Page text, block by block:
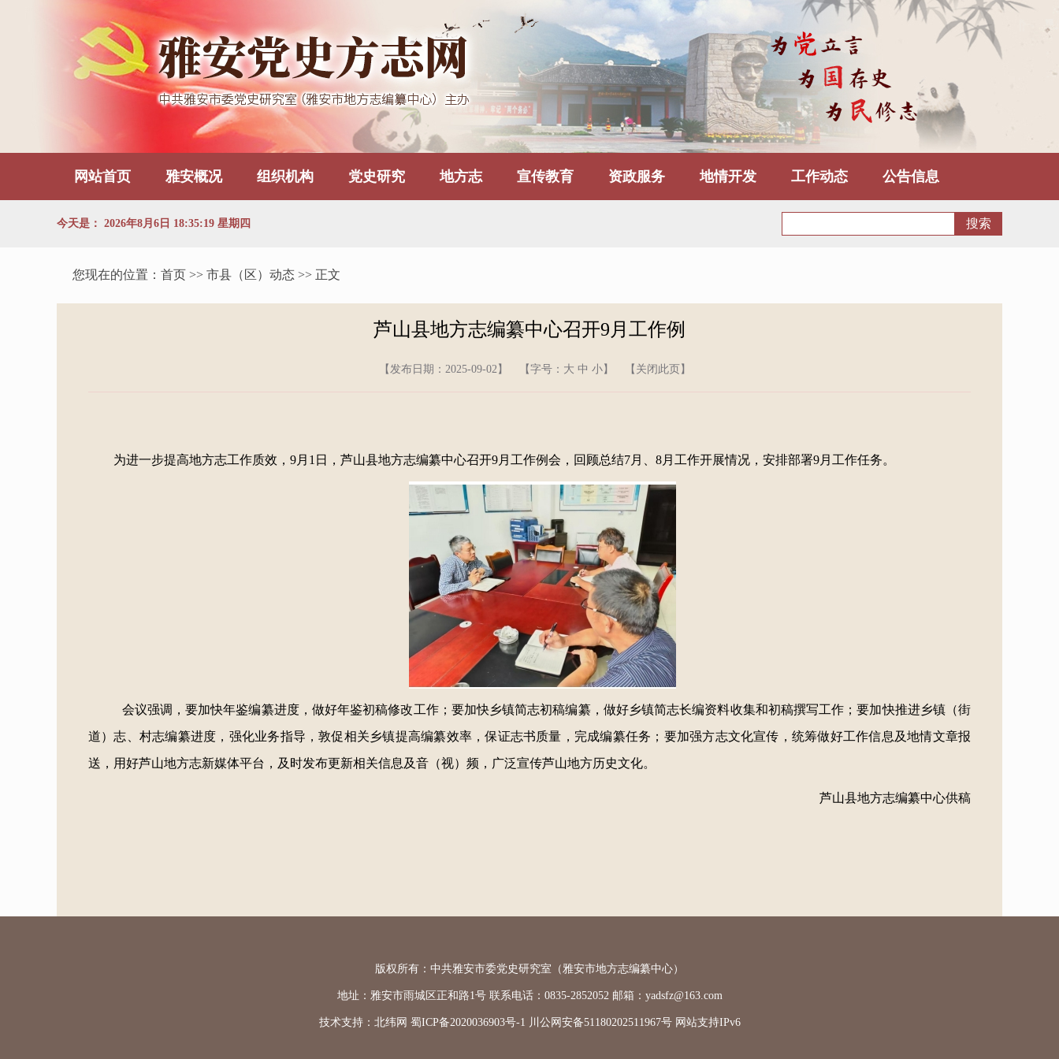
网站首页 雅安概况 组织机构 党史研究 地方志 宣传教育 资政服务 地情开发 工作动态 公告信息
今天是： 2026年8月6日 18:35:19 星期四
您现在的位置： 首页 >> 市县（区）动态 >> 正文
芦山县地方志编纂中心召开9月工作例
【发布日期：2025-09-02】 【字号： 大 中 小 】 【 关闭此页 】
为进一步提高地方志工作质效，9月1日，芦山县地方志编纂中心召开9月工作例会，回顾总结7月、8月工作开展情况，安排部署9月工作任务。
会议强调，要加快年鉴编纂进度，做好年鉴初稿修改工作；要加快乡镇简志初稿编纂，做好乡镇简志长编资料收集和初稿撰写工作；要加快推进乡镇（街
道）志、村志编纂进度，强化业务指导，敦促相关乡镇提高编纂效率，保证志书质量，完成编纂任务；要加强方志文化宣传，统筹做好工作信息及地情文章报
送，用好芦山地方志新媒体平台，及时发布更新相关信息及音（视）频，广泛宣传芦山地方历史文化。
芦山县地方志编纂中心供稿
版权所有：中共雅安市委党史研究室（雅安市地方志编纂中心）
地址：雅安市雨城区正和路1号 联系电话：0835-2852052 邮箱：yadsfz@163.com
技术支持： 北纬网 蜀ICP备2020036903号-1 川公网安备51180202511967号网站支持IPv6